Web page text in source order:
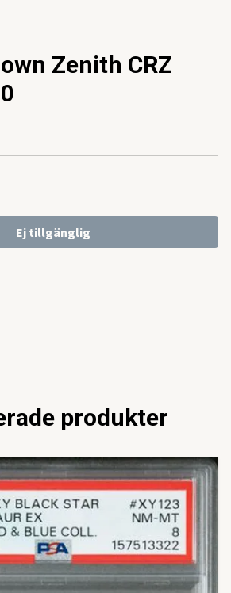
Zenith CRZ
Ej tillgänglig
produkter